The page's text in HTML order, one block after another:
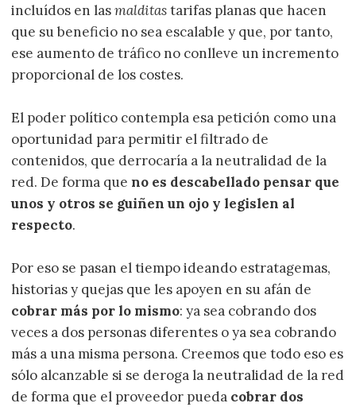
incluídos en lasmalditastarifas planas que hacen
que su beneficio no sea escalable y que, por tanto,
ese aumento de tráfico no conlleve un incremento
proporcional de los costes.
El poder político contempla esa petición como una
oportunidad para permitir el filtrado de
contenidos, que derrocaría a la neutralidad de la
red. De forma queno es descabellado pensar que
unos y otros se guiñen un ojo y legislen al
respecto.
Por eso se pasan el tiempo ideando estratagemas,
historias y quejas que les apoyen en su afán de
cobrar más por lo mismo: ya sea cobrando dos
veces a dos personas diferentes o ya sea cobrando
más a una misma persona. Creemos que todo eso es
sólo alcanzable si se deroga la neutralidad de la red
de forma que el proveedor pueda cobrar dos